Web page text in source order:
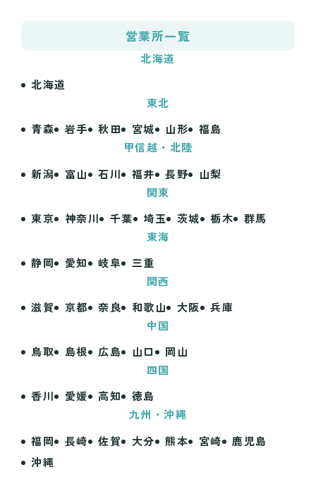
営業所一覧
北海道
北海道
東北
青森
岩手 秋田 宮城 山形
福島
甲信越・北陸
新潟
富山 石川 福井 長野
山梨
関東
東京
神奈川 千葉 埼玉 茨城 栃木
群馬
東海
静岡
愛知 岐阜
三重
関西
滋賀
京都 奈良 和歌山 大阪
兵庫
中国
鳥取
島根 広島 山口
岡山
四国
香川
愛媛 高知
徳島
九州・沖縄
福岡
長崎 佐賀 大分 熊本 宮崎
鹿児島
沖縄